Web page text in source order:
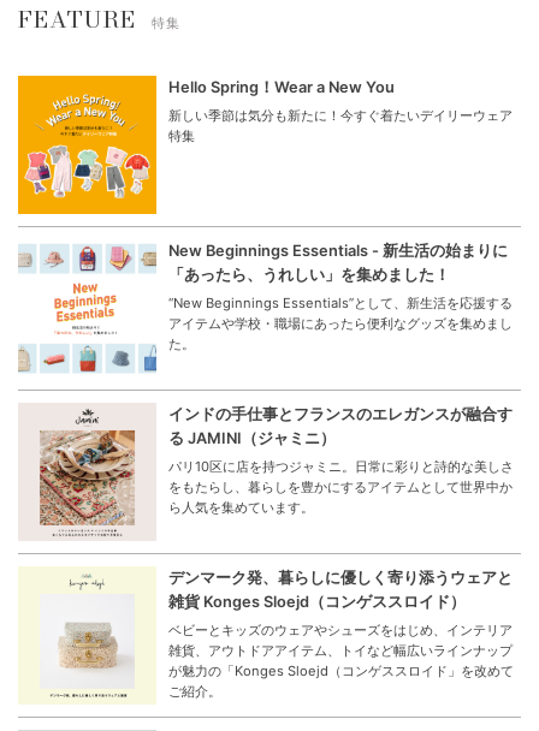
FEATURE 特集
Hello Spring！Wear a New You
新しい季節は気分も新たに！今すぐ着たいデイリーウェア
特集
New Beginnings Essentials - 新生活の始まりに
「あったら、うれしい」を集めました！
“New Beginnings Essentials”として、新生活を応援する
アイテムや学校・職場にあったら便利なグッズを集めまし
た。
インドの手仕事とフランスのエレガンスが融合す
る JAMINI（ジャミニ）
パリ10区に店を持つジャミニ。日常に彩りと詩的な美しさ
をもたらし、暮らしを豊かにするアイテムとして世界中か
ら人気を集めています。
デンマーク発、暮らしに優しく寄り添うウェアと
雑貨 Konges Sloejd（コンゲススロイド）
ベビーとキッズのウェアやシューズをはじめ、インテリア
雑貨、アウトドアアイテム、トイなど幅広いラインナップ
が魅力の「Konges Sloejd（コンゲススロイド」を改めて
ご紹介。